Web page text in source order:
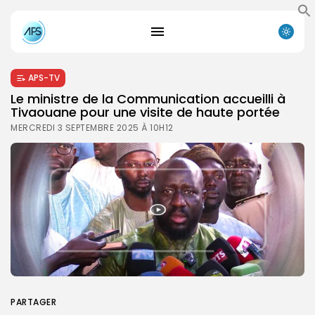
APS-TV
Le ministre de la Communication accueilli à
Tivaouane pour une visite de haute portée
MERCREDI 3 SEPTEMBRE 2025 À 10H12
PARTAGER